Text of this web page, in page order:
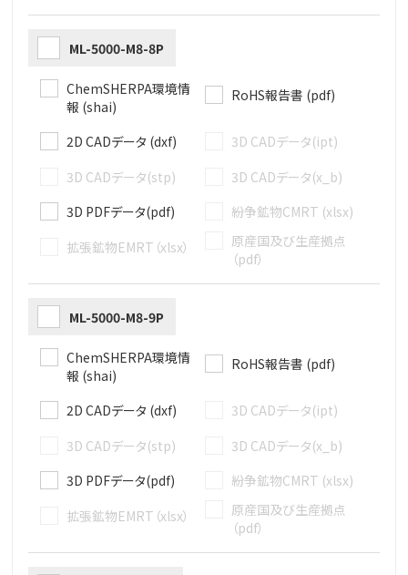
ML-5000-M8-8P
ChemSHERPA環境情
報 (shai)
RoHS報告書 (pdf)
2D CADデータ (dxf)
3D CADデータ(ipt)
3D CADデータ(stp)
3D CADデータ(x_b)
3D PDFデータ(pdf)
紛争鉱物CMRT (xlsx)
拡張鉱物EMRT（xlsx）
原産国及び生産拠点
（pdf）
ML-5000-M8-9P
ChemSHERPA環境情
報 (shai)
RoHS報告書 (pdf)
2D CADデータ (dxf)
3D CADデータ(ipt)
3D CADデータ(stp)
3D CADデータ(x_b)
3D PDFデータ(pdf)
紛争鉱物CMRT (xlsx)
拡張鉱物EMRT（xlsx）
原産国及び生産拠点
（pdf）